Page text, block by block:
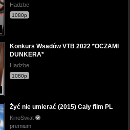
Hadzbe
1080p
Konkurs Wsadów VTB 2022 *OCZAMI
DUNKERA*
Hadzbe
1080p
Żyć nie umierać (2015) Cały film PL
KinoSwiat
premium